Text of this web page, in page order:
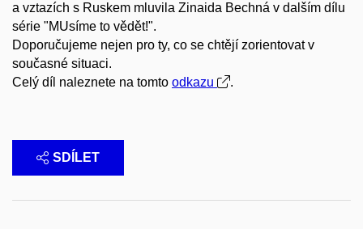
a vztazích s Ruskem mluvila Zinaida Bechná v dalším dílu
série "MUsíme to vědět!".
Doporučujeme nejen pro ty, co se chtějí zorientovat v
současné situaci.
Celý díl naleznete na tomto odkazu .
SDÍLET